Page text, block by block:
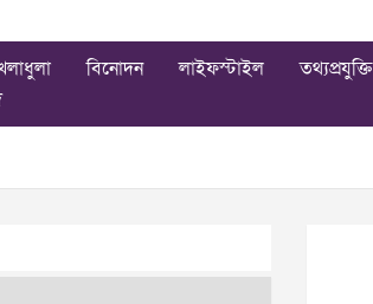
বিনোদন লাইফস্টাইল তথ্যপ্রযুক্তি